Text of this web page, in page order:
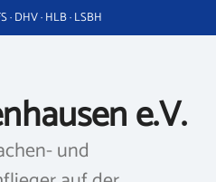
· DHV · HLB · LSBH
e.V.
und